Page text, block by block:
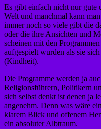
Es gibt einfach nicht nur gute
Welt und manchmal kann
immer noch so viele gibt die
oder die ihre Ansichten und
scheinen mit den
aufgespielt wurden als sie
(Kindheit).
Die Programme werden ja
Religionsführern, Politikern
sich selbst denkt ist denen ja
angenehm. Denn was wäre
klarem Blick und offenem
ein absoluter Albtraum.